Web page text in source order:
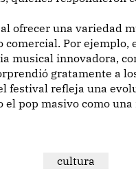
ofrecer una variedad
Por ejemplo,
musical innovadora,
gratamente a
festival refleja una
pop masivo como
cultura